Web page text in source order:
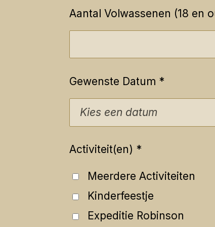
Aantal Volwassenen (18 en
Gewenste Datum *
Activiteit(en) *
Meerdere Activiteiten
Kinderfeestje
Expeditie Robinson